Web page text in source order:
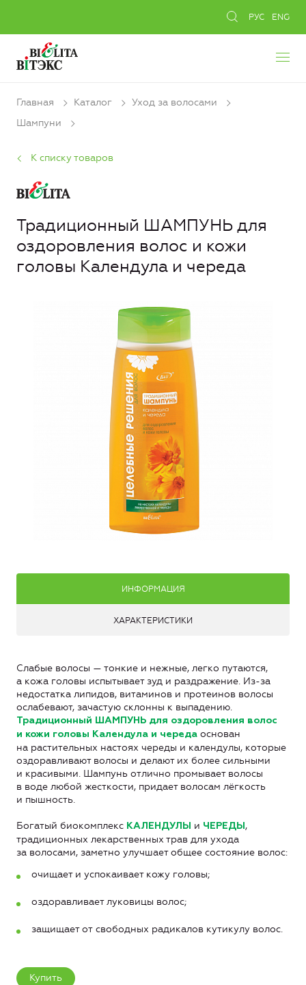
РУС ENG
Главная Каталог
Уход за волосами
Шампуни
К списку товаров
Традиционный ШАМПУНЬ для
оздоровления волос и кожи
головы Календула и череда
ИНФОРМАЦИЯ
ХАРАКТЕРИСТИКИ
Слабые волосы — тонкие и нежные, легко путаются,
а кожа головы испытывает зуд и раздражение. Из-за
недостатка липидов, витаминов и протеинов волосы
ослабевают, зачастую склонны к выпадению.
Традиционный ШАМПУНЬ для оздоровления волос
и кожи головы Календула и череда основан
на растительных настоях череды и календулы, которые
оздоравливают волосы и делают их более сильными
и красивыми. Шампунь отлично промывает волосы
в воде любой жесткости, придает волосам лёгкость
и пышность.
Богатый биокомплекс КАЛЕНДУЛЫ и ЧЕРЕДЫ ,
традиционных лекарственных трав для ухода
за волосами, заметно улучшает общее состояние волос:
очищает и успокаивает кожу головы;
оздоравливает луковицы волос;
защищает от свободных радикалов кутикулу волос.
Купить